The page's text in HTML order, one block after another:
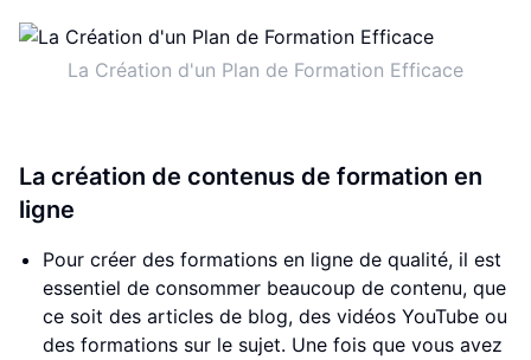
La Création d'un Plan de Formation Efficace
La création de contenus de formation en
ligne
Pour créer des formations en ligne de qualité, il est
essentiel de consommer beaucoup de contenu, que
ce soit des articles de blog, des vidéos YouTube ou
des formations sur le sujet. Une fois que vous avez